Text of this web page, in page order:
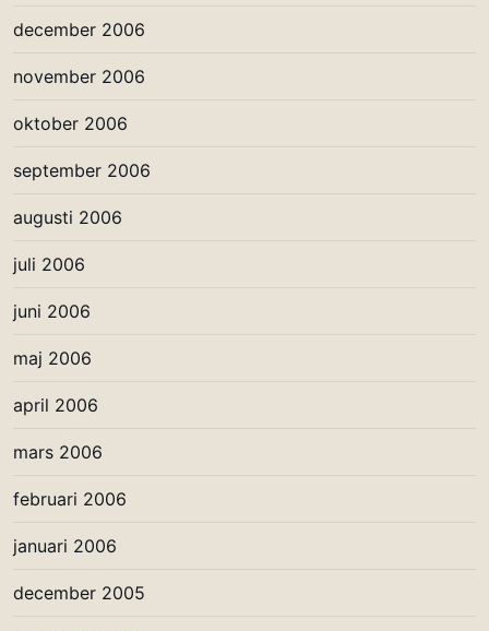
december 2006
november 2006
oktober 2006
september 2006
augusti 2006
juli 2006
juni 2006
maj 2006
april 2006
mars 2006
februari 2006
januari 2006
december 2005